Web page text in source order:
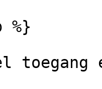
%}
toegang